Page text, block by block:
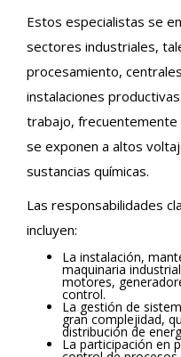
Estos especialistas se
sectores industriales,
procesamiento,
instalaciones
trabajo, frecuentemente
se exponen a altos
sustancias químicas.
Las responsabilidades
incluyen:
La instalación,
maquinaria
motores,
control.
La gestión de
gran complejidad,
distribución de
La participación en